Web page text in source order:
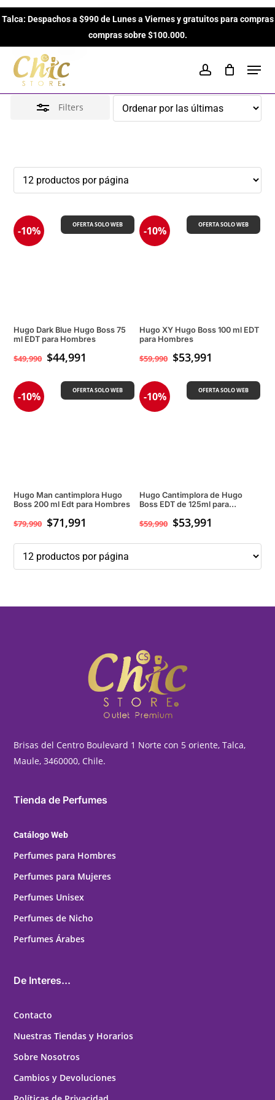
Skip
to
content
Talca: Despachos a $990 de Lunes a Viernes y gratuitos para compras
compras sobre $100.000.
account
Hugo Boss
Inicio Brands Hugo Boss
Filters
-10% OFERTA SOLO WEB
Hugo Dark Blue Hugo Boss 75
ml EDT para Hombres
$49,990 $44,991
-10% OFERTA SOLO WEB
Hugo XY Hugo Boss 100 ml EDT
para Hombres
$59,990 $53,991
-10% OFERTA SOLO WEB
Hugo Man cantimplora Hugo
Boss 200 ml Edt para Hombres
$79,990 $71,991
-10% OFERTA SOLO WEB
Hugo Cantimplora de Hugo
Boss EDT de 125ml para
$59,990 $53,991
Brisas del Centro Boulevard 1 Norte con 5 oriente, Talca,
Maule, 3460000, Chile.
Tienda de Perfumes
Catálogo Web
Perfumes para Hombres
Perfumes para Mujeres
Perfumes Unisex
Perfumes de Nicho
Perfumes Árabes
De Interes...
Contacto
Nuestras Tiendas y Horarios
Sobre Nosotros
Cambios y Devoluciones